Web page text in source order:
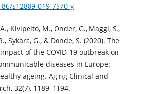
s12889-019-7570-y
Kivipelto, M., Onder, G., Maggi, S.,
Sykara, G., & Donde, S. (2020). The
of the COVID-19 outbreak on
diseases in Europe:
ageing. Aging Clinical and
32(7), 1189–1194.